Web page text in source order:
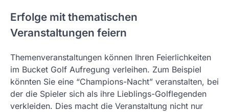
Erfolge mit thematischen
Veranstaltungen feiern
Themenveranstaltungen können Ihren Feierlichkeiten
im Bucket Golf Aufregung verleihen. Zum Beispiel
könnten Sie eine “Champions-Nacht” veranstalten, bei
der die Spieler sich als ihre Lieblings-Golflegenden
verkleiden. Dies macht die Veranstaltung nicht nur